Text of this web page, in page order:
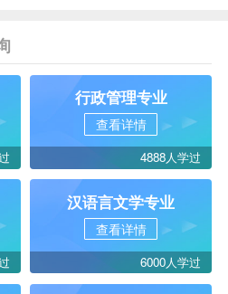
行政管理专业
查看详情
4888人学过
汉语言文学专业
查看详情
6000人学过